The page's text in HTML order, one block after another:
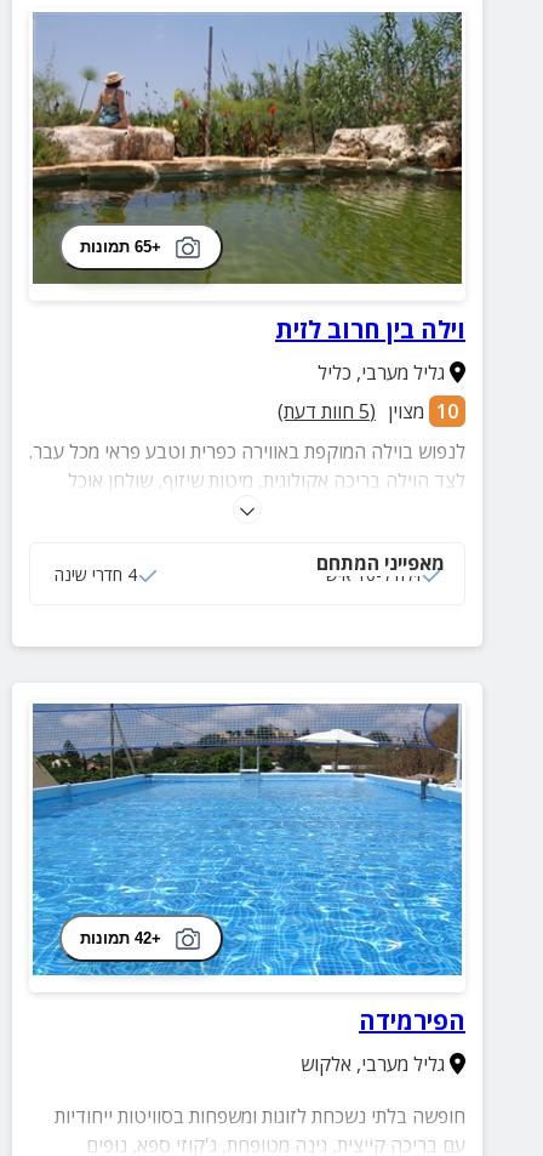
+65 תמונות
וילה בין חרוב לזית
גליל מערבי, כליל
10 מצוין (
5 חוות דעת)
לנפוש בוילה המוקפת באווירה כפרית וטבע פראי מכל עבר.
לצד הוילה בריכה אקולוגית, מיטות שיזוף, שולחן אוכל
חיצוני, ריהוט גן ופינת ברביקיו.
מאפייני המתחם
וילה ל-10 איש 4 חדרי שינה
+42 תמונות
הפירמידה
גליל מערבי, אלקוש
חופשה בלתי נשכחת לזוגות ומשפחות בסוויטות ייחודיות
עם בריכה קייצית, גינה מטופחת, ג'קוזי ספא, נופים